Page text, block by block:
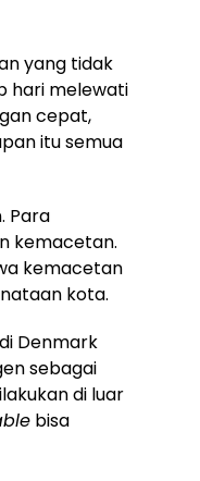
yang tidak
hari melewati
cepat,
itu semua
Para
kemacetan.
kemacetan
kota.
Denmark
sebagai
di luar
bisa